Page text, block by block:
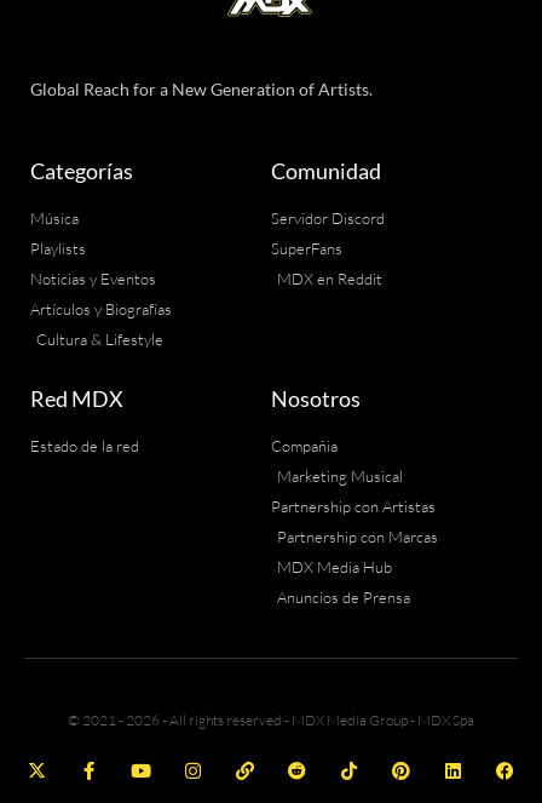
Global Reach for a New Generation of Artists.
Categorías
Música
Playlists
Noticias y Eventos
Artículos y Biografías
Cultura & Lifestyle
Comunidad
Servidor Discord
SuperFans
MDX en Reddit
Red MDX
Estado de la red
Nosotros
Compañia
Marketing Musical
Partnership con Artistas
Partnership con Marcas
MDX Media Hub
Anuncios de Prensa
© 2021 - 2026 - All rights reserved - MDX Media Group - MDX Spa